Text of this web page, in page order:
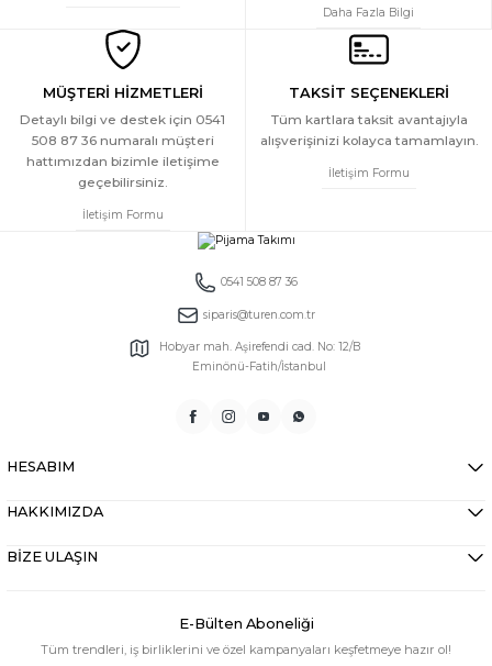
Daha Fazla Bilgi
MÜŞTERİ HİZMETLERİ
Detaylı bilgi ve destek için 0541
508 87 36 numaralı müşteri
hattımızdan bizimle iletişime
geçebilirsiniz.
İletişim Formu
TAKSİT SEÇENEKLERİ
Tüm kartlara taksit avantajıyla
alışverişinizi kolayca tamamlayın.
İletişim Formu
0541 508 87 36
siparis@turen.com.tr
Hobyar mah. Aşirefendi cad. No: 12/B
Eminönü-Fatih/İstanbul
HESABIM
HAKKIMIZDA
BİZE ULAŞIN
E-Bülten Aboneliği
Tüm trendleri, iş birliklerini ve özel kampanyaları keşfetmeye hazır ol!